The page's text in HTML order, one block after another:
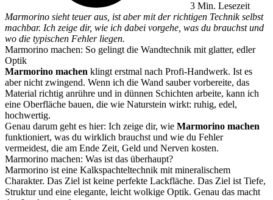
3 Min. Lesezeit
Marmorino sieht teuer aus, ist aber mit der richtigen Technik selbst
machbar. Ich zeige dir, wie ich dabei vorgehe, was du brauchst und
wo die typischen Fehler liegen.
Marmorino machen: So gelingt die Wandtechnik mit glatter, edler
Optik
Marmorino machen klingt erstmal nach Profi-Handwerk. Ist es
aber nicht zwingend. Wenn ich die Wand sauber vorbereite, das
Material richtig anrühre und in dünnen Schichten arbeite, kann ich
eine Oberfläche bauen, die wie Naturstein wirkt: ruhig, edel,
hochwertig.
Genau darum geht es hier: Ich zeige dir, wie Marmorino machen
funktioniert, was du wirklich brauchst und wie du Fehler
vermeidest, die am Ende Zeit, Geld und Nerven kosten.
Marmorino machen: Was ist das überhaupt?
Marmorino ist eine Kalkspachteltechnik mit mineralischem
Charakter. Das Ziel ist keine perfekte Lackfläche. Das Ziel ist Tiefe,
Struktur und eine elegante, leicht wolkige Optik. Genau das macht